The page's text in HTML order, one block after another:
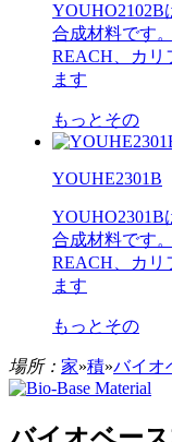
YOUHO2102B
合成材料です
REACH、カリ
ます
もっとその
YOUHE2301B
YOUHO2301B
合成材料です
REACH、カリ
ます
もっとその
場所： 家»積»バイオ